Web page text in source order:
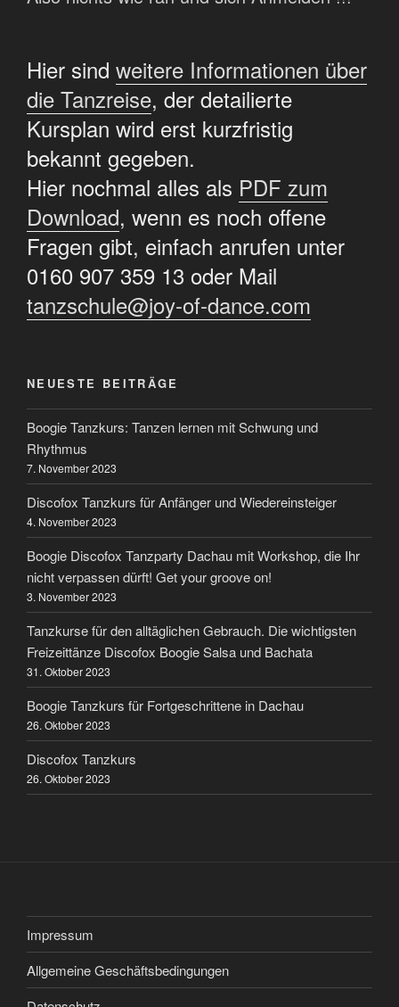
Hier sind weitere Informationen über
die Tanzreise, der detailierte
Kursplan wird erst kurzfristig
bekannt gegeben.
Hier nochmal alles als PDF zum
Download, wenn es noch offene
Fragen gibt, einfach anrufen unter
0160 907 359 13 oder Mail
tanzschule@joy-of-dance.com
NEUESTE BEITRÄGE
Boogie Tanzkurs: Tanzen lernen mit Schwung und
Rhythmus
7. November 2023
Discofox Tanzkurs für Anfänger und Wiedereinsteiger
4. November 2023
Boogie Discofox Tanzparty Dachau mit Workshop, die Ihr
nicht verpassen dürft! Get your groove on!
3. November 2023
Tanzkurse für den alltäglichen Gebrauch. Die wichtigsten
Freizeittänze Discofox Boogie Salsa und Bachata
31. Oktober 2023
Boogie Tanzkurs für Fortgeschrittene in Dachau
26. Oktober 2023
Discofox Tanzkurs
26. Oktober 2023
Impressum
Allgemeine Geschäftsbedingungen